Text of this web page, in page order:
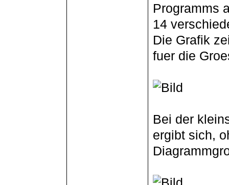
Programms
14
Die Grafik
fuer die
Bei der
ergibt sich,